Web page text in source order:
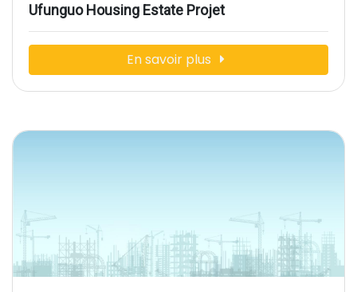
Ufunguo Housing Estate Projet
En savoir plus